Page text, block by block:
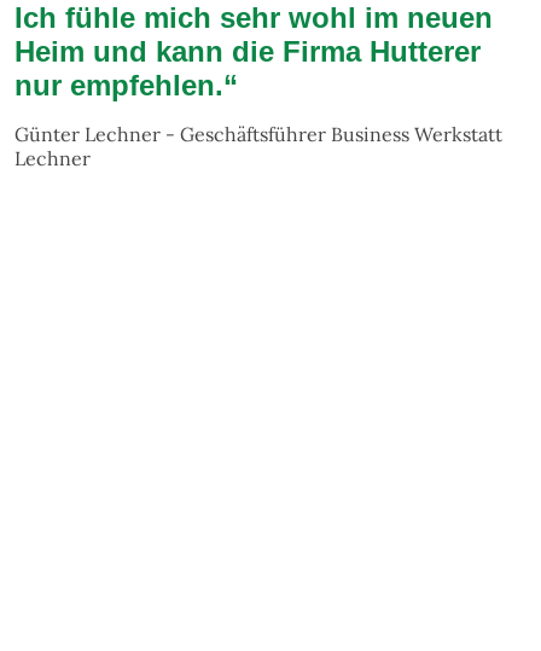
Ich fühle mich sehr wohl im neuen
Heim und kann die Firma Hutterer
nur empfehlen.“
Günter Lechner - Geschäftsführer Business Werkstatt
Lechner